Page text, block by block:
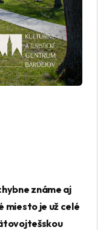
známe aj
miesto je už celé